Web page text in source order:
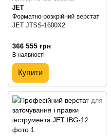
JET
Форматно-розкрійний верстат
JET JTSS-1600X2
366 555 грн
В наявності
Купити